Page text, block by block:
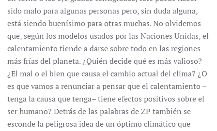
sido malo para algunas personas pero, sin duda alguna,
está siendo buenísimo para otras muchas. No olvidemos
que, según los modelos usados por las Naciones Unidas, el
calentamiento tiende a darse sobre todo en las regiones
más frías del planeta. ¿Quién decide qué es más valioso?
¿El mal o el bien que causa el cambio actual del clima? ¿O
es que vamos a renunciar a pensar que el calentamiento –
tenga la causa que tenga– tiene efectos positivos sobre el
ser humano? Detrás de las palabras de ZP también se
esconde la peligrosa idea de un óptimo climático que